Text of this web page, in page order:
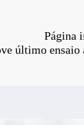
Página
último